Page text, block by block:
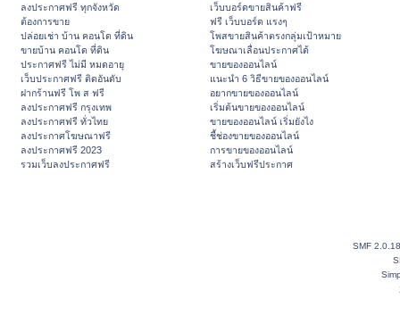
ลงประกาศฟรี ทุกจังหวัด
ต้องการขาย
ปล่อยเช่า บ้าน คอนโด ที่ดิน
ขายบ้าน คอนโด ที่ดิน
ประกาศฟรี ไม่มี หมดอายุ
เว็บประกาศฟรี ติดอันดับ
ฝากร้านฟรี โพ ส ฟรี
ลงประกาศฟรี กรุงเทพ
ลงประกาศฟรี ทั่วไทย
ลงประกาศโฆษณาฟรี
ลงประกาศฟรี 2023
รวมเว็บลงประกาศฟรี
เว็บบอร์ดขายสินค้าฟรี
ฟรี เว็บบอร์ด แรงๆ
โพสขายสินค้าตรงกลุ่มเป้าหมาย
โฆษณาเลื่อนประกาศได้
ขายของออนไลน์
แนะนำ 6 วิธีขายของออนไลน์
อยากขายของออนไลน์
เริ่มต้นขายของออนไลน์
ขายของออนไลน์ เริ่มยังไง
ชี้ช่องขายของออนไลน์
การขายของออนไลน์
สร้างเว็บฟรีประกาศ
SMF 2.0.18